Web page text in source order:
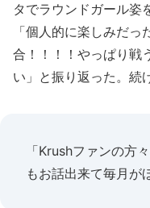
タでラウンドガール姿
「個人的に楽しみだ
合！！！！やっぱり戦
い」と振り返った。続
「Krushファンの方
もお話出来て毎月が